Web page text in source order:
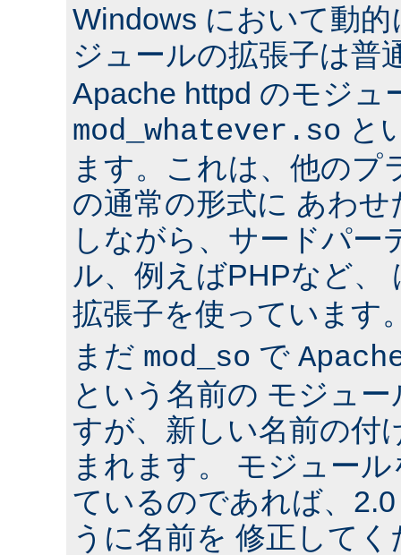
Windows において動
ジュールの拡張子は普
Apache httpd のモジュ
mod_whatever.so と
ます。これは、他のプ
の通常の形式に あわ
しながら、サードパー
ル、例えばPHPなど、
拡張子を使っています
まだ mod_so で
という名前の モジュ
すが、新しい名前の付
まれます。 モジュー
ているのであれば、
うに名前を 修正して